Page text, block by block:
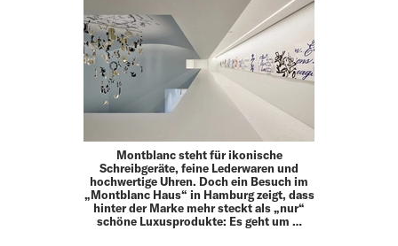
Montblanc steht für ikonische
Schreibgeräte, feine Leder­waren und
hochwertige Uhren. Doch ein Besuch im
„Montblanc Haus“ in Hamburg zeigt, dass
hinter der Marke mehr steckt als „nur“
schöne Luxusprodukte: Es geht um …